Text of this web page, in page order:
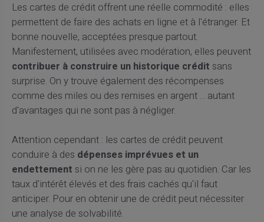
Les cartes de crédit offrent une réelle commodité : elles
permettent de faire des achats en ligne et à l'étranger. Et
bonne nouvelle, acceptées presque partout.
Manifestement, utilisées avec modération, elles peuvent
contribuer à construire un historique crédit sans
surprise. On y trouve également des récompenses
comme des miles ou des remises en argent ... autant
d'avantages qui ne sont pas à négliger.
Attention cependant : les cartes de crédit peuvent
conduire à des dépenses imprévues et un
endettement si on ne les gère pas au quotidien. Car les
taux d'intérêt élevés et des frais cachés qu'il faut
anticiper. Pour en obtenir une de crédit peut nécessiter
une analyse de solvabilité.